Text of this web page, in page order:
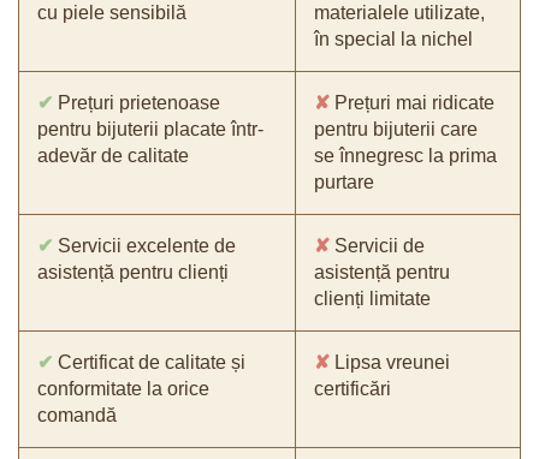
cu piele sensibilă
materialele utilizate,
în special la nichel
✔ Prețuri prietenoase
pentru bijuterii placate într-
adevăr de calitate
✘ Prețuri mai ridicate
pentru bijuterii care
se înnegresc la prima
purtare
✔ Servicii excelente de
asistență pentru clienți
✘ Servicii de
asistență pentru
clienți limitate
✔ Certificat de calitate și
conformitate la orice
comandă
✘ Lipsa vreunei
certificări